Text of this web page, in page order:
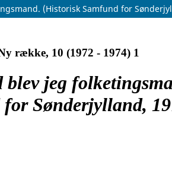
(Historisk Samfund for